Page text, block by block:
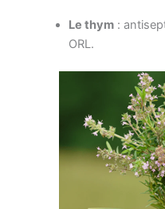
Le thym :
ORL.